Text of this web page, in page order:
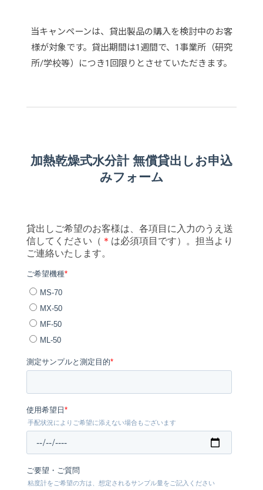
当キャンペーンは、貸出製品の購入を検討中のお客
様が対象です。貸出期間は1週間で、1事業所（研究
所/学校等）につき1回限りとさせていただきます。